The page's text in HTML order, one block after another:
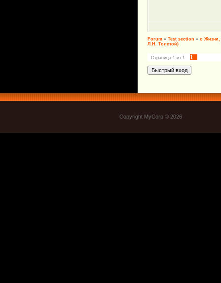
Forum » Test section » о Жизни,
Л.Н. Толстой)
Страница 1 из 1 1
Copyright MyCorp © 2026